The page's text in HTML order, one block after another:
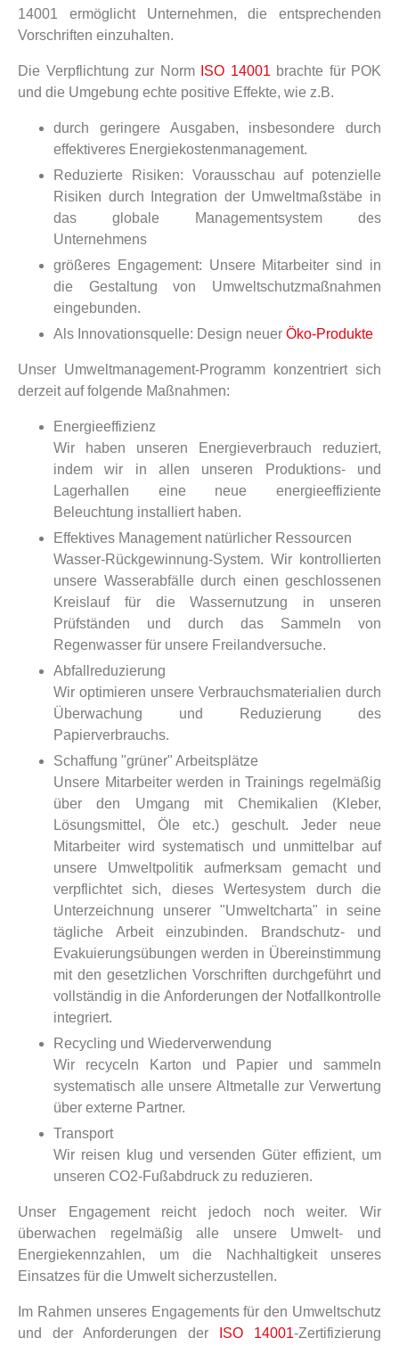
14001 ermöglicht Unternehmen, die entsprechenden
Vorschriften einzuhalten.
Die Verpflichtung zur Norm ISO 14001 brachte für POK
und die Umgebung echte positive Effekte, wie z.B.
durch geringere Ausgaben, insbesondere durch
effektiveres Energiekostenmanagement.
Reduzierte Risiken: Vorausschau auf potenzielle
Risiken durch Integration der Umweltmaßstäbe in
das globale Managementsystem des
Unternehmens
größeres Engagement: Unsere Mitarbeiter sind in
die Gestaltung von Umweltschutzmaßnahmen
eingebunden.
Als Innovationsquelle: Design neuer Öko-Produkte
Unser Umweltmanagement-Programm konzentriert sich
derzeit auf folgende Maßnahmen:
Energieeffizienz
Wir haben unseren Energieverbrauch reduziert,
indem wir in allen unseren Produktions- und
Lagerhallen eine neue energieeffiziente
Beleuchtung installiert haben.
Effektives Management natürlicher Ressourcen
Wasser-Rückgewinnung-System. Wir kontrollierten
unsere Wasserabfälle durch einen geschlossenen
Kreislauf für die Wassernutzung in unseren
Prüfständen und durch das Sammeln von
Regenwasser für unsere Freilandversuche.
Abfallreduzierung
Wir optimieren unsere Verbrauchsmaterialien durch
Überwachung und Reduzierung des
Papierverbrauchs.
Schaffung "grüner" Arbeitsplätze
Unsere Mitarbeiter werden in Trainings regelmäßig
über den Umgang mit Chemikalien (Kleber,
Lösungsmittel, Öle etc.) geschult. Jeder neue
Mitarbeiter wird systematisch und unmittelbar auf
unsere Umweltpolitik aufmerksam gemacht und
verpflichtet sich, dieses Wertesystem durch die
Unterzeichnung unserer "Umweltcharta" in seine
tägliche Arbeit einzubinden. Brandschutz- und
Evakuierungsübungen werden in Übereinstimmung
mit den gesetzlichen Vorschriften durchgeführt und
vollständig in die Anforderungen der Notfallkontrolle
integriert.
Recycling und Wiederverwendung
Wir recyceln Karton und Papier und sammeln
systematisch alle unsere Altmetalle zur Verwertung
über externe Partner.
Transport
Wir reisen klug und versenden Güter effizient, um
unseren CO2-Fußabdruck zu reduzieren.
Unser Engagement reicht jedoch noch weiter. Wir
überwachen regelmäßig alle unsere Umwelt- und
Energiekennzahlen, um die Nachhaltigkeit unseres
Einsatzes für die Umwelt sicherzustellen.
Im Rahmen unseres Engagements für den Umweltschutz
und der Anforderungen der
ISO 14001-Zertifizierung